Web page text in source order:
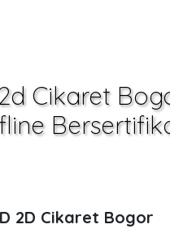
Cikaret
2D Cikaret Bogor